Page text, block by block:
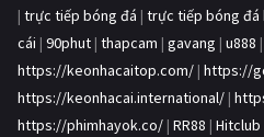
| trực tiếp bóng đá | trực tiếp bóng đá
cái | 90phut | thapcam | gavang | u888 |
https://keonhacaitop.com/ | https://
https://keonhacai.international/ |
https://phimhayok.co/ | RR88 | Hitclub